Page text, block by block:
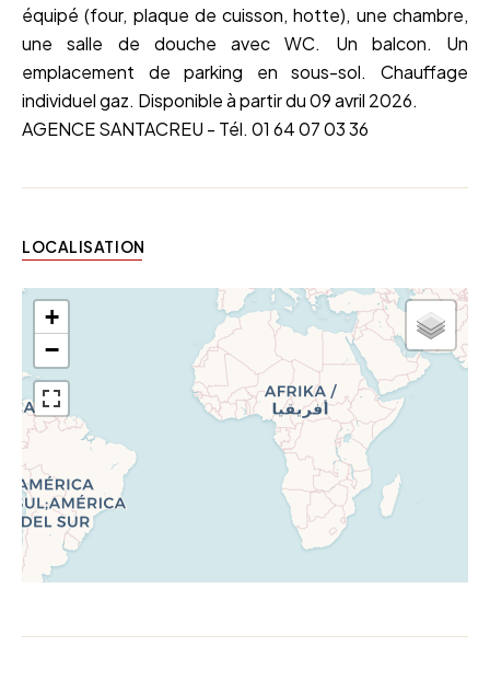
équipé (four, plaque de cuisson, hotte), une chambre,
une salle de douche avec WC. Un balcon. Un
emplacement de parking en sous-sol. Chauffage
individuel gaz. Disponible à partir du 09 avril 2026.
AGENCE SANTACREU - Tél. 01 64 07 03 36
LOCALISATION
+
−